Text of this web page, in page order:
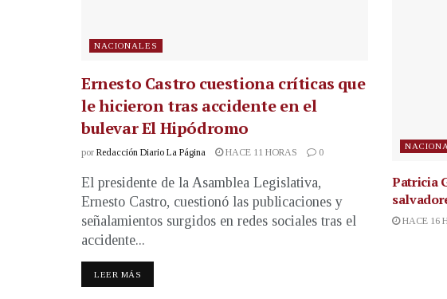
NACIONALES
Ernesto Castro cuestiona críticas que
le hicieron tras accidente en el
bulevar El Hipódromo
por Redacción Diario La Página HACE 11 HORAS 0
El presidente de la Asamblea Legislativa,
Ernesto Castro, cuestionó las publicaciones y
señalamientos surgidos en redes sociales tras el
accidente...
LEER MÁS
Patricia
HACE 16